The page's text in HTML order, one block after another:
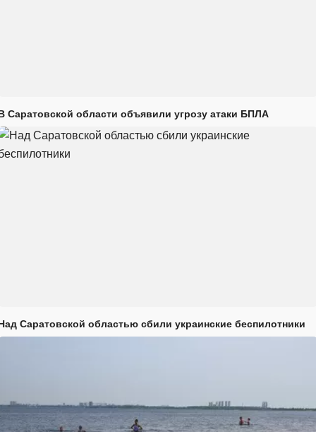
Саратовской области объявили угрозу атаки БПЛА
Саратовской областью сбили украинские беспилотники